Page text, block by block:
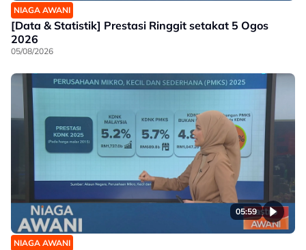
NIAGA AWANI
[Data & Statistik] Prestasi Ringgit setakat 5 Ogos
2026
05/08/2026
05:59
NIAGA AWANI